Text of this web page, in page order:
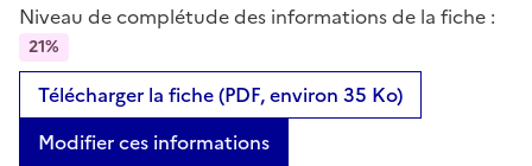
Niveau de complétude des informations de la fiche :
21%
Télécharger la fiche (PDF, environ 35 Ko)
Modifier ces informations